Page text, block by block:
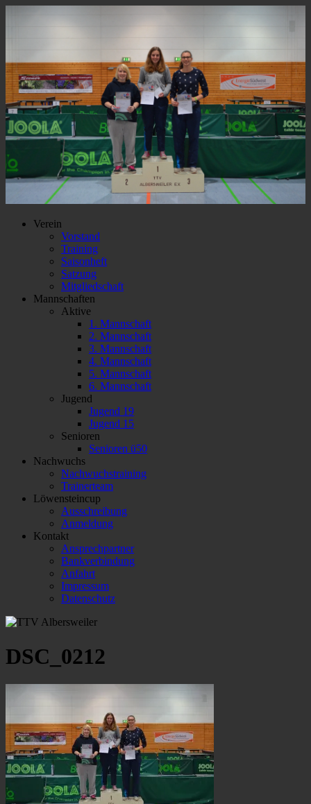
Verein
Vorstand
Training
Saisonheft
Satzung
Mitgliedschaft
Mannschaften
Aktive
1. Mannschaft
2. Mannschaft
3. Mannschaft
4. Mannschaft
5. Mannschaft
6. Mannschaft
Jugend
Jugend 19
Jugend 15
Senioren
Senioren ü50
Nachwuchs
Nachwuchstraining
Trainerteam
Löwensteincup
Ausschreibung
Anmeldung
Kontakt
Ansprechpartner
Bankverbindung
Anfahrt
Impressum
Datenschutz
DSC_0212